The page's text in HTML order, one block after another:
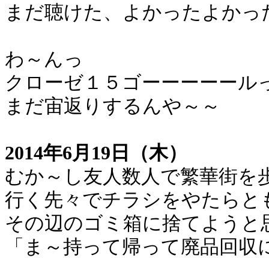
まだ聴けた、よかったよかっ
わ～んっ
クローゼ１５ゴーーーーール
まだ宙返りするんや～～
2014年6月19日（木）
むか～し友人数人で繁華街を
行く先々でチラシをやたらと
その辺のゴミ箱に捨てようと
「ま～持って帰って廃品回